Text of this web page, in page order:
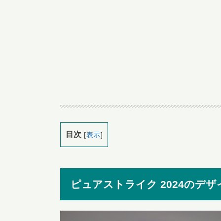
目次 [表示]
ピュアストライク 2024のデザ